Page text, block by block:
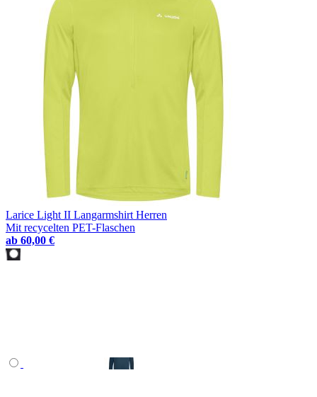
Larice Light II Langarmshirt Herren
Mit recycelten PET-Flaschen
ab 60,00 €